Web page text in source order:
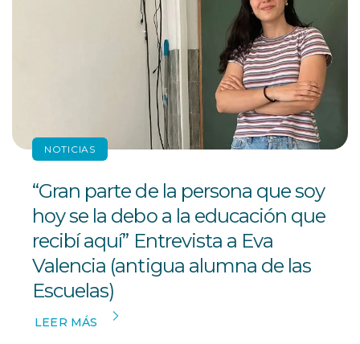
NOTICIAS
“Gran parte de la persona que soy
hoy se la debo a la educación que
recibí aquí” Entrevista a Eva
Valencia (antigua alumna de las
Escuelas)
LEER MÁS